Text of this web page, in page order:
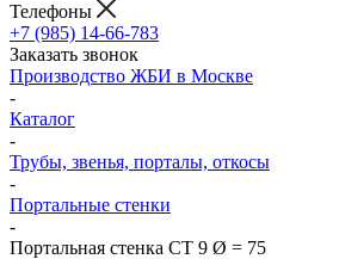
Телефоны
+7 (985) 14-66-783
Заказать звонок
Производство ЖБИ в Москве
-
Каталог
-
Трубы, звенья, порталы, откосы
-
Портальные стенки
-
Портальная стенка СТ 9 Ø = 75